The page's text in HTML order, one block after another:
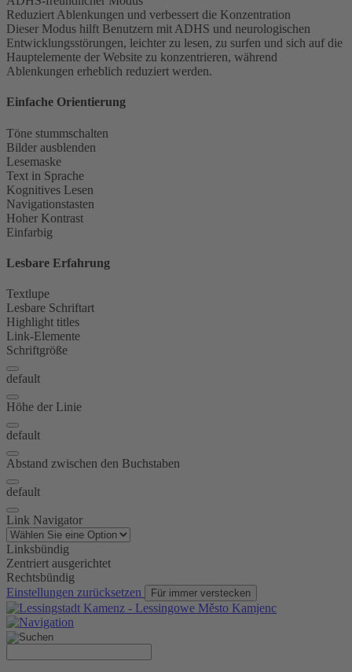
Reduziert Ablenkungen und verbessert die Konzentration
Dieser Modus hilft Benutzern mit ADHS und neurologischen
Entwicklungsstörungen, leichter zu lesen, zu surfen und sich auf die
Hauptelemente der Website zu konzentrieren, während
Ablenkungen erheblich reduziert werden.
Einfache Orientierung
Töne stummschalten
Bilder ausblenden
Lesemaske
Text in Sprache
Kognitives Lesen
Navigationstasten
Hoher Kontrast
Einfarbig
Lesbare Erfahrung
Textlupe
Lesbare Schriftart
Highlight titles
Link-Elemente
Schriftgröße
default
Höhe der Linie
default
Abstand zwischen den Buchstaben
default
Link Navigator
Linksbündig
Zentriert ausgerichtet
Rechtsbündig
Einstellungen zurücksetzen
Für immer verstecken